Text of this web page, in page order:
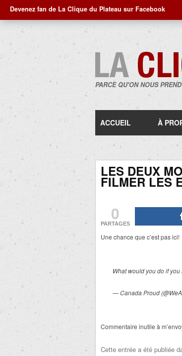
Devenez fan de La Clique du Plateau sur Facebook
PARCE QU'ON NOUS
ACCUEIL À
LES DEUX
FILMER LES
0
PARTAGES
Une chance que c’est pas ici!
What would you do if
— Canada Proud
Commentaire inutile à
Cette entrée a été publiée